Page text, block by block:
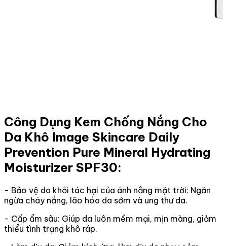
Công Dụng Kem Chống Nắng Cho
Da Khô Image Skincare Daily
Prevention Pure Mineral Hydrating
Moisturizer SPF30:
- Bảo vệ da khỏi tác hại của ánh nắng mặt trời: Ngăn
ngừa cháy nắng, lão hóa da sớm và ung thư da.
- Cấp ẩm sâu: Giúp da luôn mềm mại, mịn màng, giảm
thiểu tình trạng khô ráp.